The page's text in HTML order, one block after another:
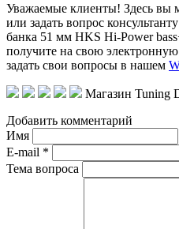
Уважаемые клиенты! Здесь вы
или задать вопрос
банка 51 мм HKS Hi-Power
получите на свою
задать свои вопросы в нашем
Магазин Tuning
Добавить комментарий
Имя
E-mail *
Тема вопроса